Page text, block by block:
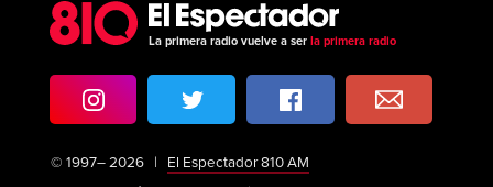
La primera radio vuelve a ser la primera radio
© 1997– 2026 | El Espectador 810 AM